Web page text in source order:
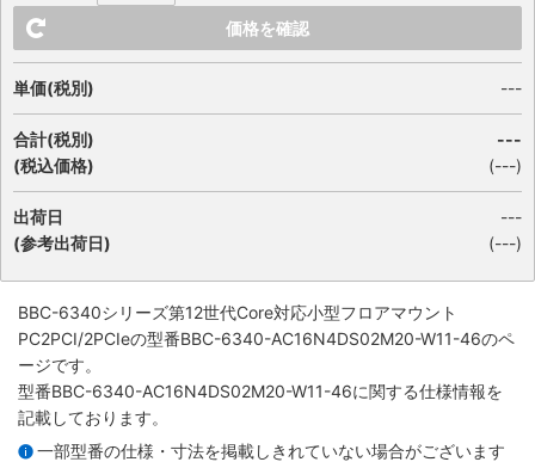
価格を確認
単価(税別) ---
合計(税別)
(税込価格)
---
(---)
出荷日
(参考出荷日)
---
(---)
BBC-6340シリーズ第12世代Core対応小型フロアマウント
PC2PCI/2PCIeの型番BBC-6340-AC16N4DS02M20-W11-46のペ
ージです。
型番BBC-6340-AC16N4DS02M20-W11-46に関する仕様情報を
記載しております。
一部型番の仕様・寸法を掲載しきれていない場合がございます